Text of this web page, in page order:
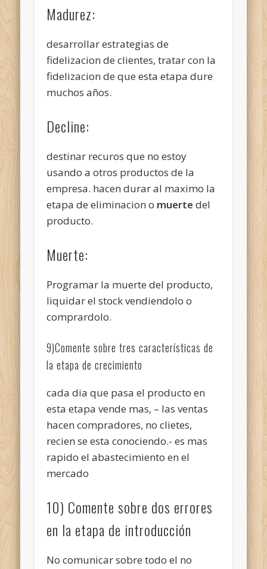
Madurez:
desarrollar estrategias de
fidelizacion de clientes, tratar con la
fidelizacion de que esta etapa dure
muchos años.
Decline:
destinar recuros que no estoy
usando a otros productos de la
empresa. hacen durar al maximo la
etapa de eliminacion o muerte del
producto.
Muerte:
Programar la muerte del producto,
liquidar el stock vendiendolo o
comprardolo.
9)Comente sobre tres características de
la etapa de crecimiento
cada dia que pasa el producto en
esta etapa vende mas, – las ventas
hacen compradores, no clietes,
recien se esta conociendo.- es mas
rapido el abastecimiento en el
mercado
10) Comente sobre dos errores
en la etapa de introducción
No comunicar sobre todo el no